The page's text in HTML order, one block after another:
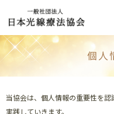
個人
当協会は、個人情報の重要性を認
実践していきます。